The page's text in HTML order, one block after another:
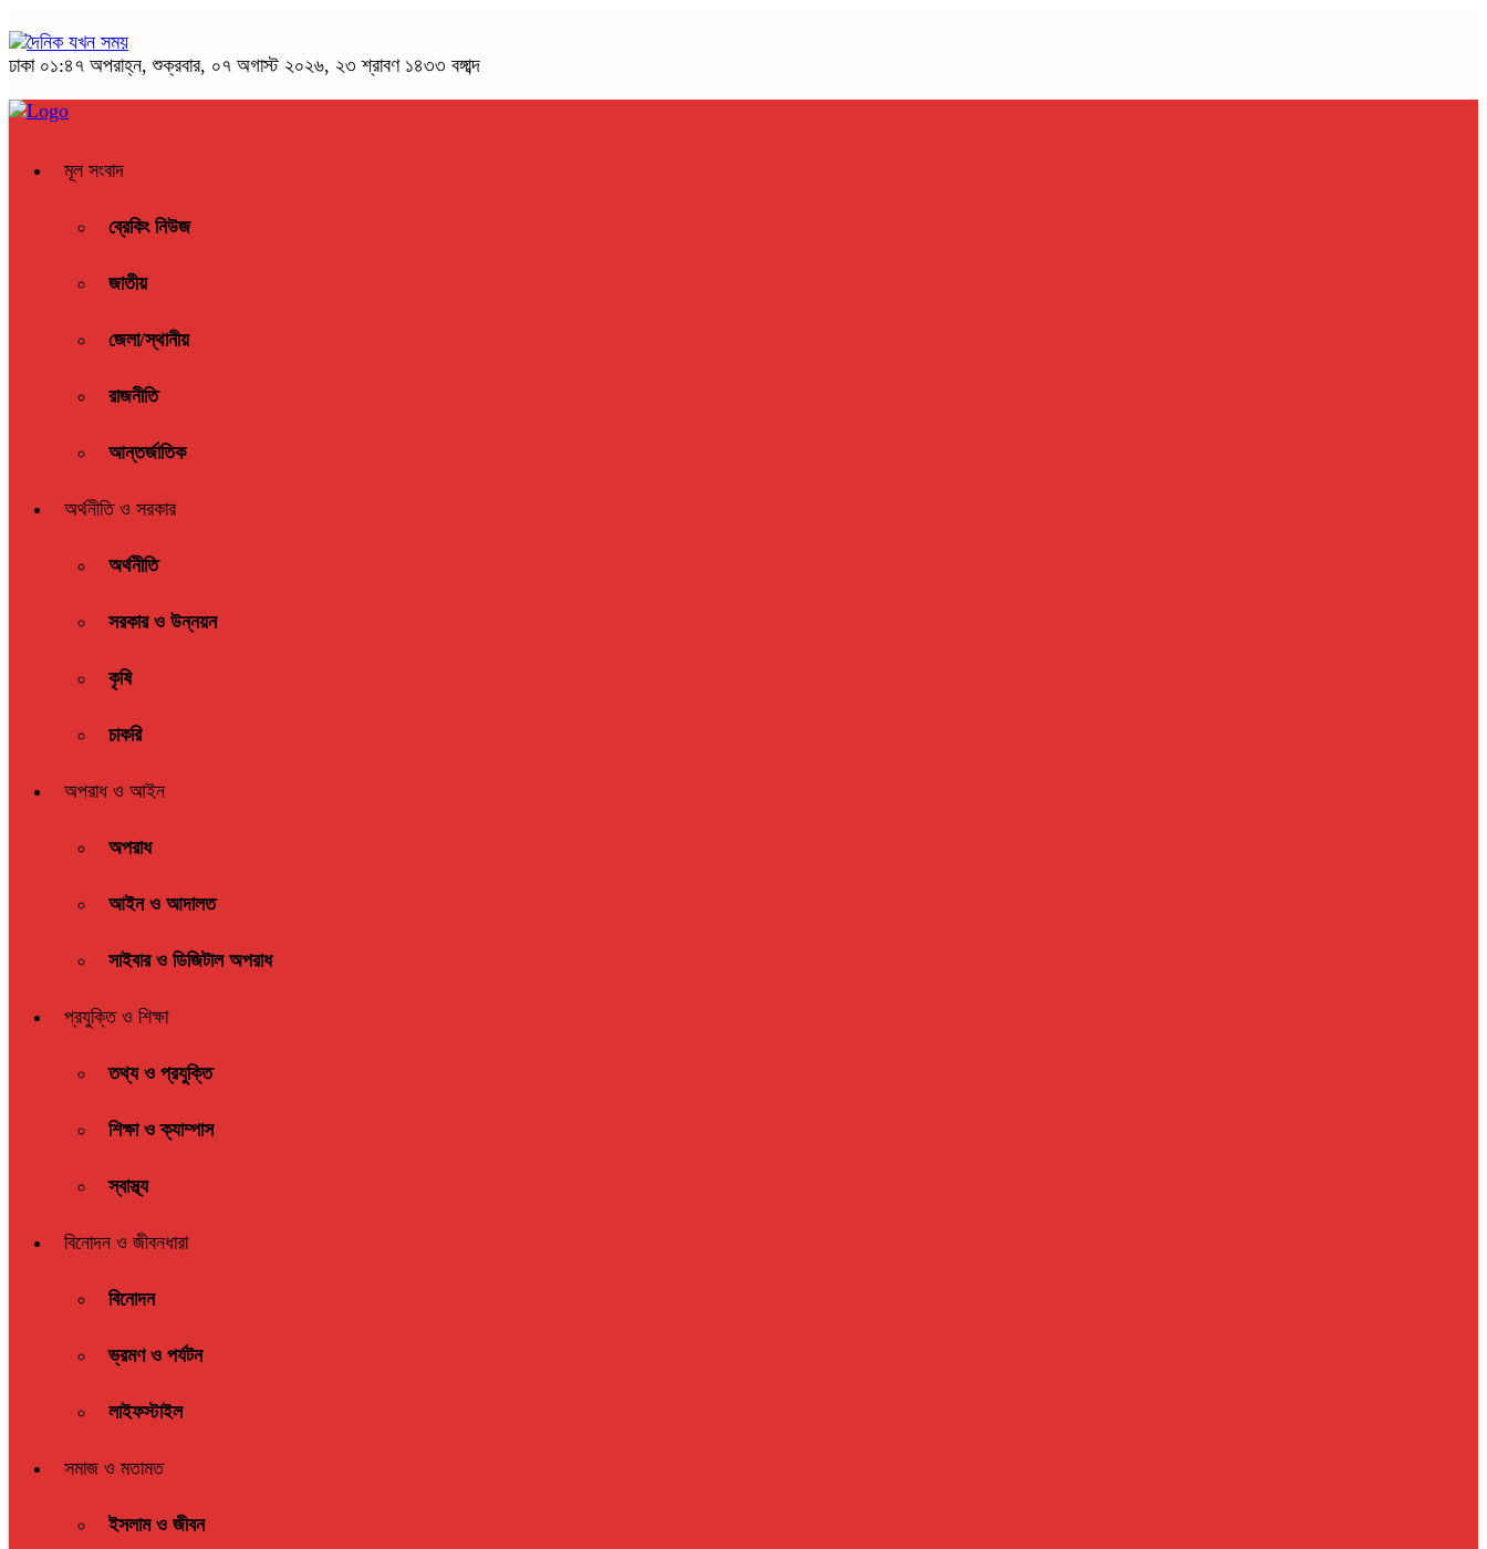
ঢাকা ০১:৪৭ অপরাহ্ন, শুক্রবার, ০৭ অগাস্ট ২০২৬, ২৩ শ্রাবণ ১৪৩৩ বঙ্গাব্দ
মূল সংবাদ
ব্রেকিং নিউজ
জাতীয়
জেলা/স্থানীয়
রাজনীতি
আন্তর্জাতিক
অর্থনীতি ও সরকার
অর্থনীতি
সরকার ও উন্নয়ন
কৃষি
চাকরি
অপরাধ ও আইন
অপরাধ
আইন ও আদালত
সাইবার ও ডিজিটাল অপরাধ
প্রযুক্তি ও শিক্ষা
তথ্য ও প্রযুক্তি
শিক্ষা ও ক্যাম্পাস
স্বাস্থ্য
বিনোদন ও জীবনধারা
বিনোদন
ভ্রমণ ও পর্যটন
লাইফস্টাইল
সমাজ ও মতামত
ইসলাম ও জীবন